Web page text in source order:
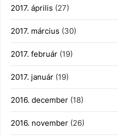
2017. április (27)
2017. március (30)
2017. február (19)
2017. január (19)
2016. december (18)
2016. november (26)